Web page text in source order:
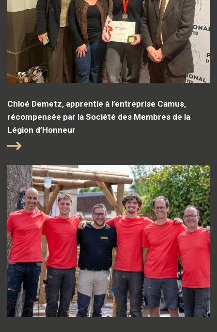
Chloé Demetz, apprentie à l’entreprise Camus,
récompensée par la Société des Membres de la
Légion d’Honneur